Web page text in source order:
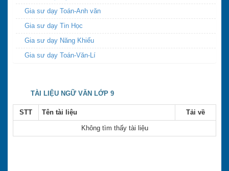
Gia sư dạy Toán-Anh văn
Gia sư dạy Tin Học
Gia sư dạy Năng Khiếu
Gia sư dạy Toán-Văn-Lí
TÀI LIỆU NGỮ VĂN LỚP 9
STT Tên tài liệu Tải về
Không tìm thấy tài liệu